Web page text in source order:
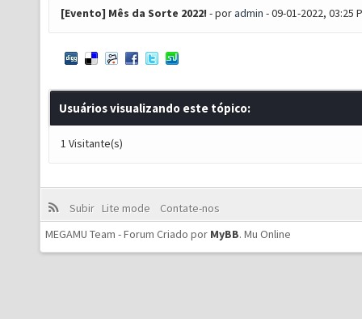
[Evento] Mês da Sorte 2022! - poradmin - 09-01-2022, 03:25
Usuários visualizando este tópico:
1 Visitante(s)
Subir Lite mode
Contate-nos
MEGAMU Team - Forum Criado por MyBB. Mu Online